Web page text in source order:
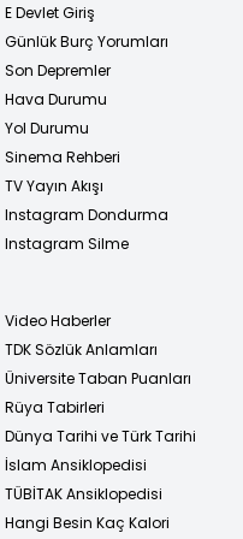
E Devlet Giriş
Günlük Burç Yorumları
Son Depremler
Hava Durumu
Yol Durumu
Sinema Rehberi
TV Yayın Akışı
Instagram Dondurma
Instagram Silme
Video Haberler
TDK Sözlük Anlamları
Üniversite Taban Puanları
Rüya Tabirleri
Dünya Tarihi ve Türk Tarihi
İslam Ansiklopedisi
TÜBİTAK Ansiklopedisi
Hangi Besin Kaç Kalori